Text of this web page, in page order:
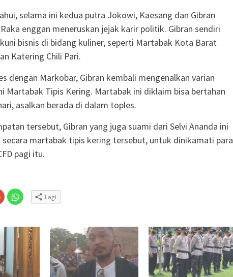
selama ini kedua putra Jokowi, Kaesang dan Gibran
enggan meneruskan jejak karir politik. Gibran sendiri
bisnis di bidang kuliner, seperti Martabak Kota Barat
Katering Chili Pari.
dengan Markobar, Gibran kembali mengenalkan varian
Martabak Tipis Kering. Martabak ini diklaim bisa bertahan
asalkan berada di dalam toples.
tersebut, Gibran yang juga suami dari Selvi Ananda ini
secara martabak tipis kering tersebut, untuk dinikamati para
pagi itu.
Klik
untuk
berbagi
(Membuka
di
jendela
yang
baru)
Klik
untuk
di
jendela
yang
baru)
Lagi